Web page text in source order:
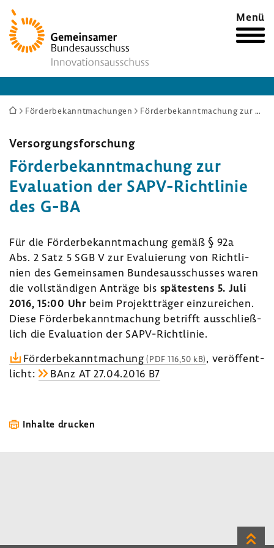
Zur
Startseite
Menü
Sie
hier:
Förderbekanntmachungen Förderbekanntmachung zur Evaluation der SAPV-Richtlinie des G-BA
Versor­gungs­for­schung
Förder­be­kannt­ma­chung zur
Evalua­tion der SAPV-​Richtlinie
des G-BA
Für die Förder­be­kannt­ma­chung gemäß § 92a
Abs. 2 Satz 5 SGB V zur Evalu­ie­rung von Richt­li­
nien des Gemein­samen Bundes­aus­schusses waren
die voll­stän­digen Anträge bis spätes­tens 5. Juli
2016, 15:00 Uhrbeim Projekt­träger einzu­rei­chen.
Diese Förder­be­kannt­ma­chung betrifft ausschließ­
lich die Evalua­tion der SAPV-​Richtlinie.
Förder­be­kannt­ma­chung (PDF 116,50 kB), veröf­fent­
licht:
BAnz AT 27.04.2016 B7
Inhalte drucken
Zum